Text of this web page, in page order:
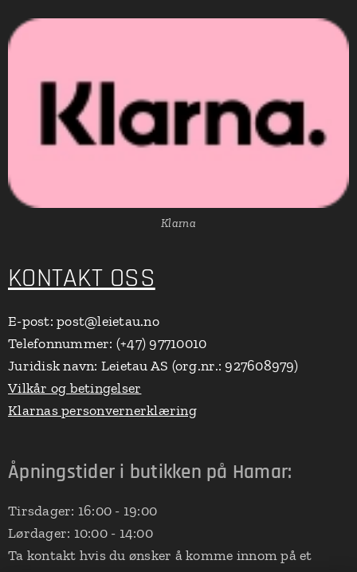
Klarna
KONTAKT OSS
E-post: post@leietau.no
Telefonnummer: (+47) 97710010
Juridisk navn: Leietau AS (org.nr.: 927608979)
Vilkår og betingelser
Klarnas personvernerklæring
Åpningstider i butikken på Hamar:
Tirsdager: 16:00 - 19:00
Lørdager: 10:00 - 14:00
Ta kontakt hvis du ønsker å komme innom på et